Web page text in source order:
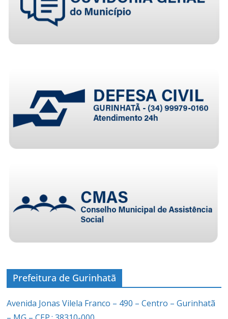
Prefeitura de Gurinhatã
Avenida Jonas Vilela Franco – 490 – Centro – Gurinhatã